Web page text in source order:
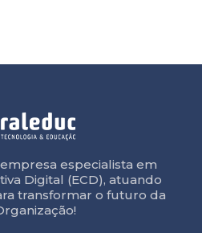
especialista em
Digital (ECD), atuando
transformar o futuro da